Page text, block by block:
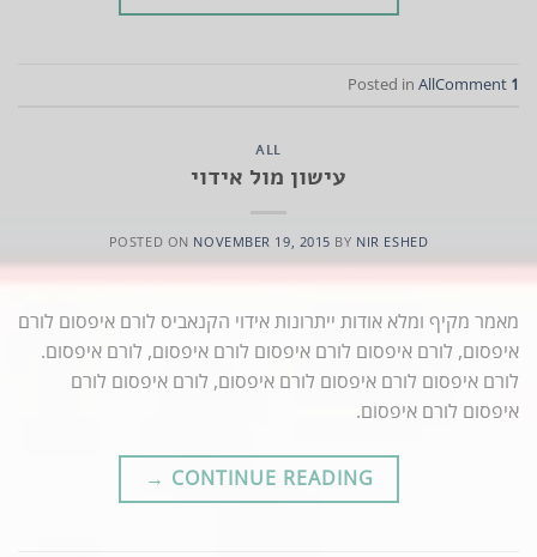
Posted in All 1
ALL
עישון מול אידוי
POSTED ON NOVEMBER 19, 2015 BY NIR ESHED
מאמר מקיף ומלא אודות ייתרונות אידוי הקנאביס לורם איפסום לורם
איפסום, לורם איפסום לורם איפסום לורם איפסום, לורם איפסום.
לורם איפסום לורם איפסום לורם איפסום, לורם איפסום לורם
איפסום לורם איפסום.
CONTINUE READING
→